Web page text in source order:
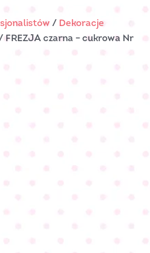
/ Dekoracje
FREZJA czarna – cukrowa Nr